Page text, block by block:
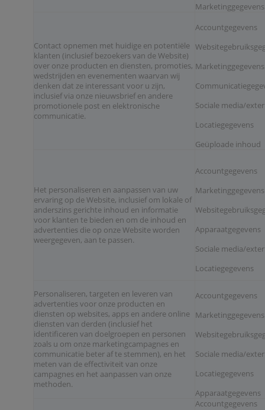
Marketinggegevens
Contact opnemen met huidige en potentiële
klanten (inclusief bezoekers van de Website)
over onze producten en diensten, promoties,
wedstrijden en evenementen waarvan wij
denken dat ze interessant voor u zijn,
inclusief via onze nieuwsbrief en andere
promotionele post en elektronische
communicatie.
Accountgegevens
Marketinggegevens
Sociale media/
Locatiegegevens
Geüploade inhoud
Het personaliseren en aanpassen van uw
ervaring op de Website, inclusief om lokale of
anderszins gerichte inhoud en informatie
voor klanten te bieden en om de inhoud en
advertenties die op onze Website worden
weergegeven, aan te passen.
Accountgegevens
Marketinggegevens
Apparaatgegevens
Sociale media/
Locatiegegevens
Personaliseren, targeten en leveren van
advertenties voor onze producten en
diensten op websites, apps en andere online
diensten van derden (inclusief het
identificeren van doelgroepen en personen
zoals u om onze marketingcampagnes en
communicatie beter af te stemmen), en het
meten van de effectiviteit van onze
campagnes en het aanpassen van onze
methoden.
Accountgegevens
Marketinggegevens
Sociale media/
Locatiegegevens
Apparaatgegevens
Accountgegevens